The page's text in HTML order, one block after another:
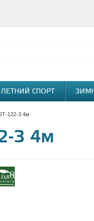
ЛЕТНИЙ СПОРТ
122-3 4м
3 4м